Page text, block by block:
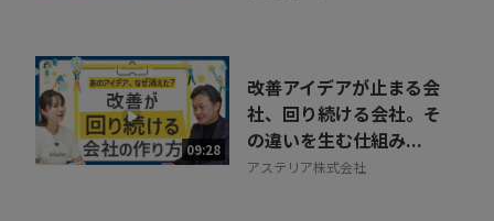
09:28
改善アイデアが止まる会
社、回り続ける会社。そ
の違いを生む仕組み...
アステリア株式会社